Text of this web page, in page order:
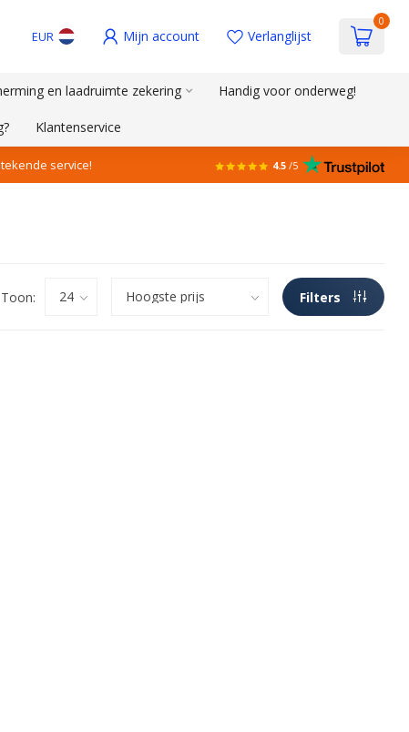
EUR Mijn account Verlanglijst
0
en laadruimte zekering Handig voor onderweg!
Klantenservice
service! 4.5 /5
Toon: Filters